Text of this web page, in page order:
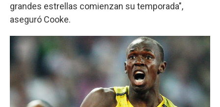
grandes estrellas comienzan su temporada",
aseguró Cooke.